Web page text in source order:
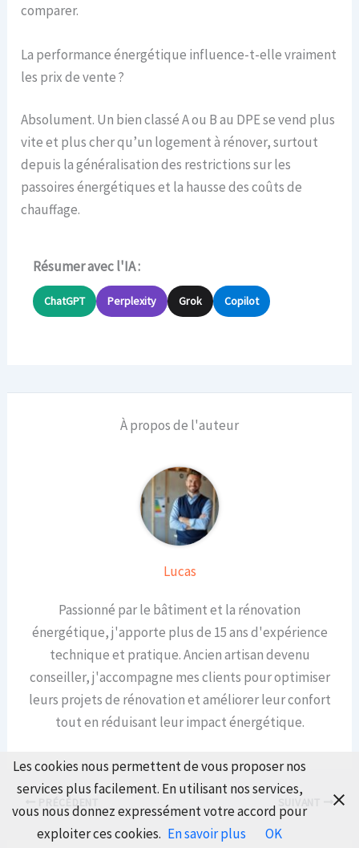
comparer.
La performance énergétique influence-t-elle vraiment
les prix de vente ?
Absolument. Un bien classé A ou B au DPE se vend plus
vite et plus cher qu’un logement à rénover, surtout
depuis la généralisation des restrictions sur les
passoires énergétiques et la hausse des coûts de
chauffage.
Résumer avec l'IA :
ChatGPT Perplexity Grok Copilot
À propos de l'auteur
Lucas
Passionné par le bâtiment et la rénovation
énergétique, j'apporte plus de 15 ans d'expérience
technique et pratique. Ancien artisan devenu
conseiller, j'accompagne mes clients pour optimiser
leurs projets de rénovation et améliorer leur confort
tout en réduisant leur impact énergétique.
PRÉCÉDENT
Les cookies nous permettent de vous proposer nos
services plus facilement. En utilisant nos services,
vous nous donnez expressément votre accord pour
exploiter ces cookies. En savoir plus OK